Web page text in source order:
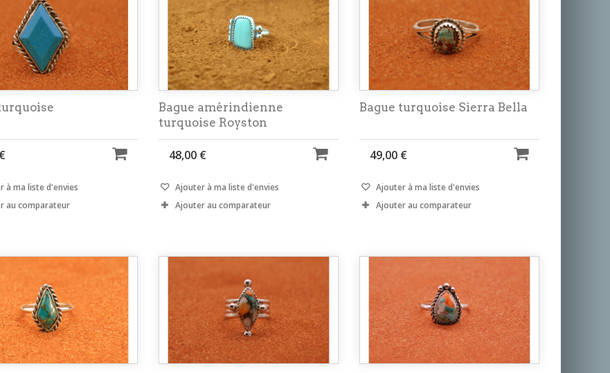
à ma liste d'envies
au comparateur
Bague amérindienne
turquoise Royston
48,00 €
Ajouter à ma liste d'envies
Ajouter au comparateur
Bague turquoise Sierra Bella
49,00 €
Ajouter à ma liste d'envies
Ajouter au comparateur